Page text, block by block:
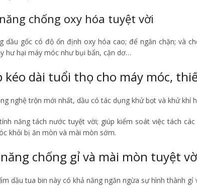
chống oxy hóa tuyệt vời
dầu gốc có độ ổn định oxy hóa cao; để ngăn chặn; và
hư hại máy móc như bụi bẩn, cặn dơ…
kéo dài tuổi thọ cho máy móc,
nghệ trộn mới nhất, dầu có tác dụng khử bọt và khử khí
năng tách nước tuyệt vời; giúp kiểm soát việc tách
khỏi bị ăn mòn và mài mòn sớm.
chống gỉ và mài mòn tuyệt
dầu tua bin này có khả năng ngăn ngừa sự hình thành